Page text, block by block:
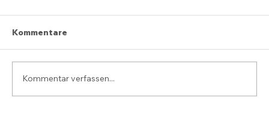
Kommentare
Kommentar verfassen...